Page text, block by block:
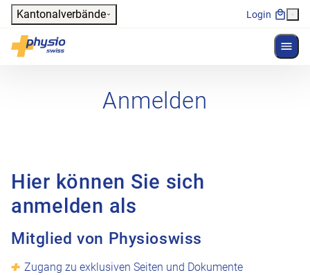
Header
Kantonalverbände Login
Physioswiss
Hauptnavigation
Anmelden
Hier können Sie sich
anmelden als
Mitglied von Physioswiss
Zugang zu exklusiven Seiten und Dokumente